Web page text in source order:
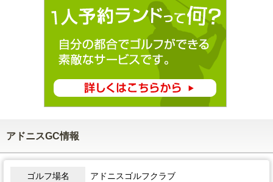
アドニスGC情報
ゴルフ場名 アドニスゴルフクラブ